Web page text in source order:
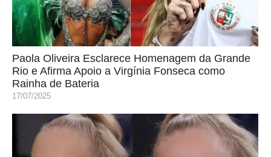
Paola Oliveira Esclarece Homenagem da Grande
Rio e Afirma Apoio a Virgínia Fonseca como
Rainha de Bateria
17/07/2025